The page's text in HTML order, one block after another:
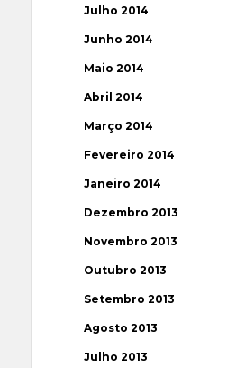
Julho 2014
Junho 2014
Maio 2014
Abril 2014
Março 2014
Fevereiro 2014
Janeiro 2014
Dezembro 2013
Novembro 2013
Outubro 2013
Setembro 2013
Agosto 2013
Julho 2013